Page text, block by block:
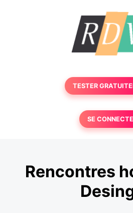
TESTER
SE
Rencontres